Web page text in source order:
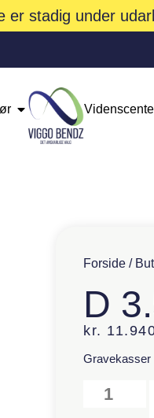
er stadig under
Forside /
D
kr.
Gravekasser